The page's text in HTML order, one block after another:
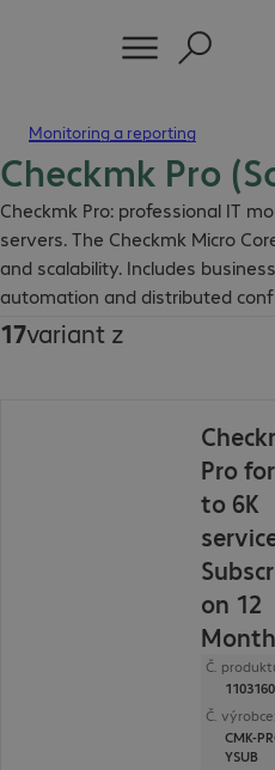
Monitoring a reporting
Checkmk Pro
Checkmk Pro: professional IT
servers. The Checkmk Micro
and scalability. Includes
automation and distributed
transparency in complex
17variant z
Pro
to 6K
on 12
Č.
Č. výrobce:
CMK-
YSUB